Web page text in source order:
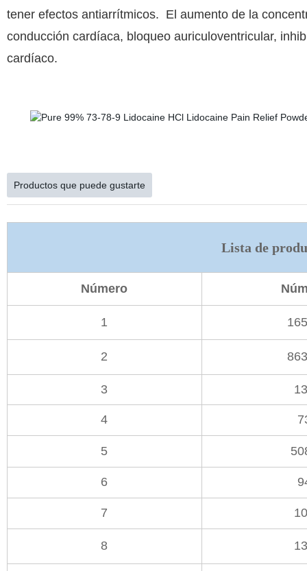
tener efectos antiarrítmicos. El aumento de la
conducción cardíaca, bloqueo auriculoventricular,
cardíaco.
Productos que puede gustarte
Lista de
Número
1
2
3
4
5
6
7
8